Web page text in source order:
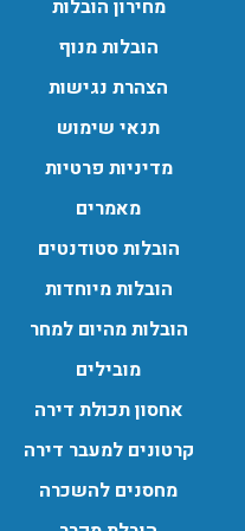
הובלות מנוף
העברת פריטים כבדים עם
תכולת דירה שלמה עם מנוף.
מחירון הובלות
הובלות מנוף
הצהרת נגישות
תנאי שימוש
מדיניות פרטיות
מאמרים
הובלות סטודנטים
הובלות מיוחדות
הובלות מהיום למחר
מובילים
אחסון תכולת דירה
קרטונים למעבר דירה
מחסנים להשכרה